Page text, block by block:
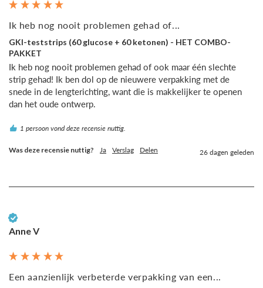
Ik heb nog nooit problemen gehad of...
GKI-teststrips (60 glucose + 60 ketonen) - HET COMBO-
PAKKET
Ik heb nog nooit problemen gehad of ook maar één slechte
strip gehad! Ik ben dol op de nieuwere verpakking met de
snede in de lengterichting, want die is makkelijker te openen
dan het oude ontwerp.
1 persoon vond deze recensie nuttig.
Was deze recensie nuttig? Ja Verslag Delen 26 dagen geleden
Anne V
Een aanzienlijk verbeterde verpakking van een...